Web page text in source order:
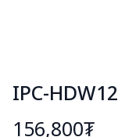
IPC-
156,800₮